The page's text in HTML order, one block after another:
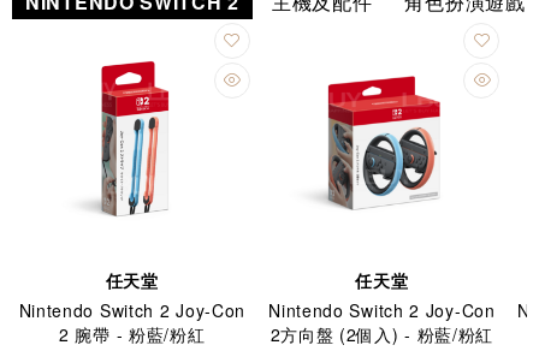
任天堂
Nintendo Switch 2 Joy-Con
2 腕帶 - 粉藍/粉紅
任天堂
Nintendo Switch 2 Joy-Con
2方向盤 (2個入) - 粉藍/粉紅